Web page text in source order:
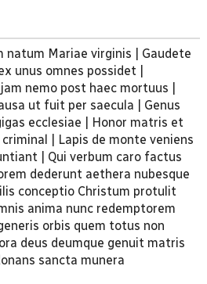
Mariae virginis | Gaudete
unus omnes possidet |
nemo post haec mortuus |
ut fuit per saecula | Genus
ecclesiae | Honor matris et
| Lapis de monte veniens
| Qui verbum caro factus
dederunt aethera nubesque
conceptio Christum protulit
anima nunc redemptorem
orbis quem totus non
deus deumque genuit matris
sancta munera